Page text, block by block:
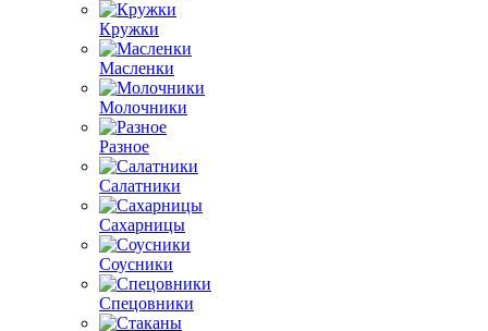
Кружки
Масленки
Молочники
Разное
Салатники
Сахарницы
Соусники
Спецовники